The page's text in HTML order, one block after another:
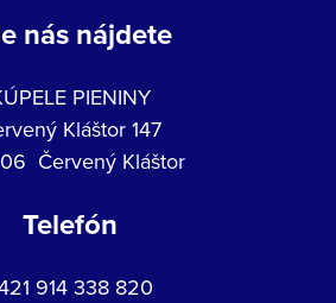
nás nájdete
PIENINY
Kláštor 147
Červený Kláštor
Telefón
914 338 820